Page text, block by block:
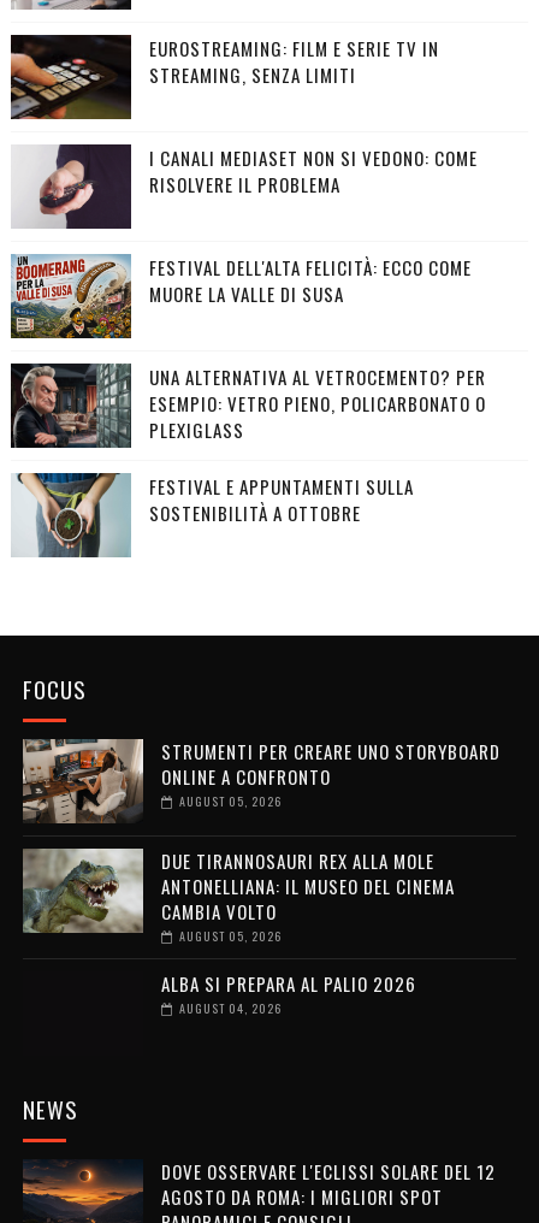
EUROSTREAMING: FILM E SERIE TV IN
STREAMING, SENZA LIMITI
I CANALI MEDIASET NON SI VEDONO: COME
RISOLVERE IL PROBLEMA
FESTIVAL DELL'ALTA FELICITÀ: ECCO COME
MUORE LA VALLE DI SUSA
UNA ALTERNATIVA AL VETROCEMENTO? PER
ESEMPIO: VETRO PIENO, POLICARBONATO O
PLEXIGLASS
FESTIVAL E APPUNTAMENTI SULLA
SOSTENIBILITÀ A OTTOBRE
FOCUS
STRUMENTI PER CREARE UNO STORYBOARD
ONLINE A CONFRONTO
AUGUST 05, 2026
DUE TIRANNOSAURI REX ALLA MOLE
ANTONELLIANA: IL MUSEO DEL CINEMA
CAMBIA VOLTO
AUGUST 05, 2026
ALBA SI PREPARA AL PALIO 2026
AUGUST 04, 2026
NEWS
DOVE OSSERVARE L'ECLISSI SOLARE DEL 12
AGOSTO DA ROMA: I MIGLIORI SPOT